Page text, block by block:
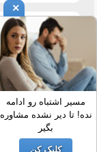
تیتر روزنامه ها
آخرین اخبار
هشدار
هزار تومانی
×
مسیر اشتباه رو ادامه
نده! تا دیر نشده مشاوره
بگیر
کلیک کن